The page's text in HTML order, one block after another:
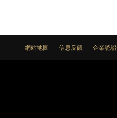
網站地圖 信息反饋 企業認證